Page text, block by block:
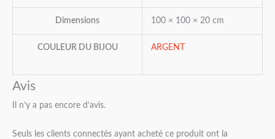
Dimensions 100 × 100 × 20 cm
COULEUR DU BIJOU ARGENT
Avis
Il n’y a pas encore d’avis.
Seuls les clients connectés ayant acheté ce produit ont la